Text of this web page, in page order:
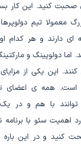
صحبت کنید. این کار
معمولا تیم
ای دارند و هر
اما دولوپینگ و
این یکی از
است. همه ی اعضای
با هم و در یک
اهمیت سئو با برنامه
کنید و در این